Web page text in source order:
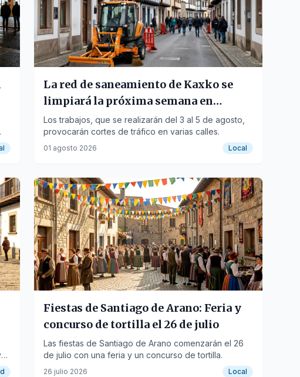
La red de saneamiento de Kaxko se
limpiará la próxima semana en
Hernani
Los trabajos, que se realizarán del 3 al 5 de agosto,
provocarán cortes de tráfico en varias calles.
01 agosto 2026 Local
Fiestas de Santiago de Arano: Feria y
concurso de tortilla el 26 de julio
Las fiestas de Santiago de Arano comenzarán el 26
de julio con una feria y un concurso de tortilla.
26 julio 2026 Local